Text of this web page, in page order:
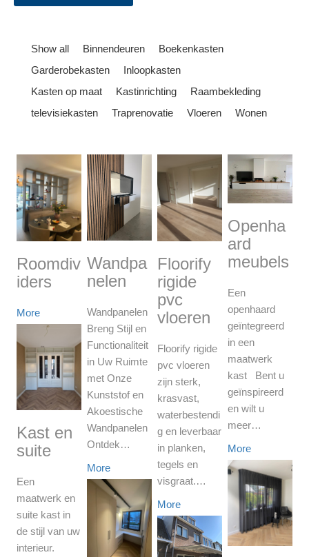
Show all Binnendeuren
Boekenkasten
Garderobekasten
Inloopkasten
Kasten op maat
Kastinrichting
Raambekleding
televisiekasten
Traprenovatie Vloeren Wonen
Roomdiv
iders
More
Kast en
suite
Een
maatwerk en
suite kast in
de stijl van uw
interieur.
Wandpa
nelen
Wandpanelen
Breng Stijl en
Functionaliteit
in Uw Ruimte
met Onze
Kunststof en
Akoestische
Wandpanelen
Ontdek…
More
Floorify
rigide
pvc
vloeren
Floorify rigide
pvc vloeren
zijn sterk,
krasvast,
waterbestendi
g en leverbaar
in planken,
tegels en
visgraat.…
More
Openha
ard
meubels
Een
openhaard
geïntegreerd
in een
maatwerk
kast Bent u
geïnspireerd
en wilt u
meer…
More